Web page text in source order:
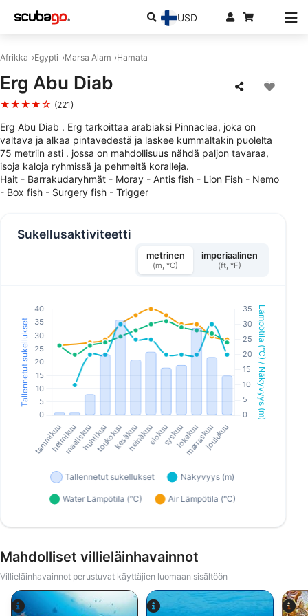
USD
Afrikka Egypti Marsa Alam Hamata
Erg Abu Diab
★★★★☆ (221)
Erg Abu Diab . Erg tarkoittaa arabiaksi Pinnaclea, joka on
valtava ja alkaa pintavedestä ja laskee kummaltakin puolelta
75 metriin asti . jossa on mahdollisuus nähdä paljon tavaraa,
isoja kaloja ryhmissä ja pehmeitä koralleja.
Hait - Barrakudaryhmät - Moray - Antis fish - Lion Fish - Nemo
- Box fish - Surgery fish - Trigger
Sukellusaktiviteetti
metrinen
(m, °C)
imperiaalinen
(ft, °F)
Mahdolliset villieläinhavainnot
Villieläinhavainnot perustuvat käyttäjien luomaan sisältöön